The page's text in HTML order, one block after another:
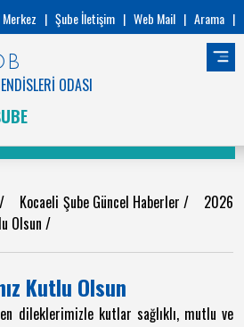
Merkez | Şube İletişim | Web Mail | Arama |
ODASI
/ Kocaeli Şube Güncel Haberler/ 2026
Olsun /
Kutlu Olsun
dileklerimizle kutlar sağlıklı, mutlu ve